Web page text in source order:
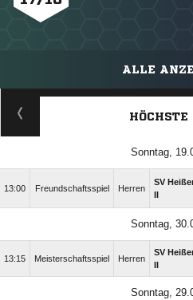
ALLE
HÖCHSTE
Sonntag,
13:00 Freundschaftsspiel Herren
SV
Sonntag,
13:15 Meisterschaftsspiel Herren
SV
Sonntag,